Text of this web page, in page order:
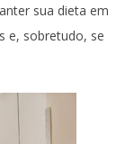
sua dieta em
e, sobretudo, se